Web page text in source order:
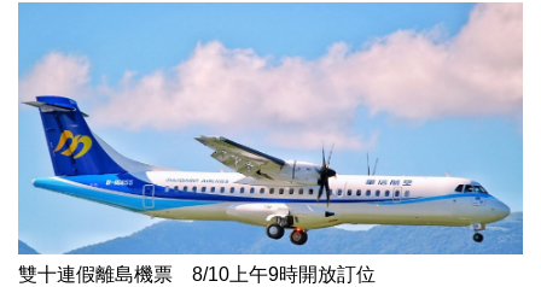
雙十連假離島機票 8/10上午9時開放訂位